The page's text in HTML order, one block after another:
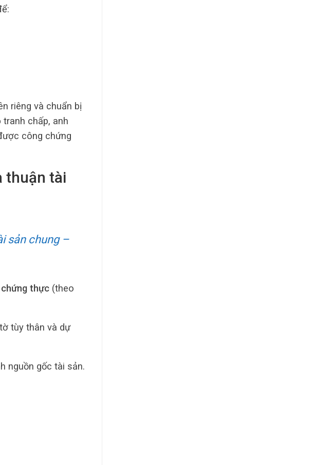
riêng và chuẩn bị
chấp, anh
công chứng
thuận tài
sản chung –
thực(theo
tùy thân và dự
nguồn gốc tài sản.